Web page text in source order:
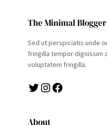
The Minimal Blogger
Sed ut perspiciatis unde
fringilla tempor dignissim
voluptatem fringilla.
Twitter Instagram Facebook
About